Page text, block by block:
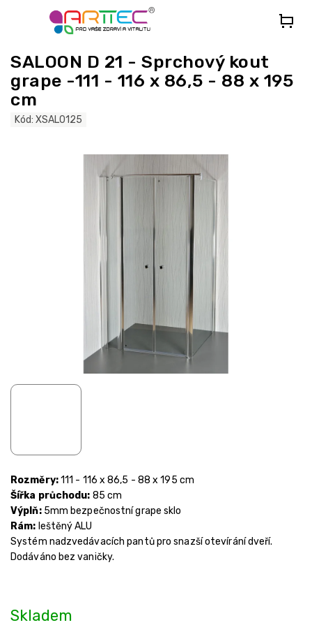
SALOON D 21 - Sprchový kout
grape -111 - 116 x 86,5 - 88 x 195
cm
Kód: XSAL0125
Skladem
Rozměry:111 - 116 x 86,5 - 88 x 195 cm
Šířka průchodu: 85 cm
Výplň: 5mm bezpečnostní grape sklo
Rám: leštěný ALU
Systém nadzvedávacích pantů pro snazší otevírání dveří.
Dodáváno bez vaničky.